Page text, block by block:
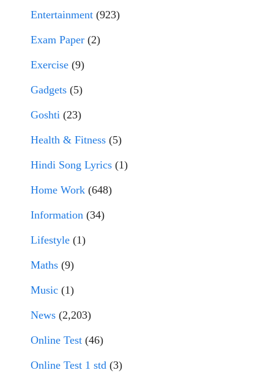
Entertainment (923)
Exam Paper (2)
Exercise (9)
Gadgets (5)
Goshti (23)
Health & Fitness (5)
Hindi Song Lyrics (1)
Home Work (648)
Information (34)
Lifestyle (1)
Maths (9)
Music (1)
News (2,203)
Online Test (46)
Online Test 1 std (3)